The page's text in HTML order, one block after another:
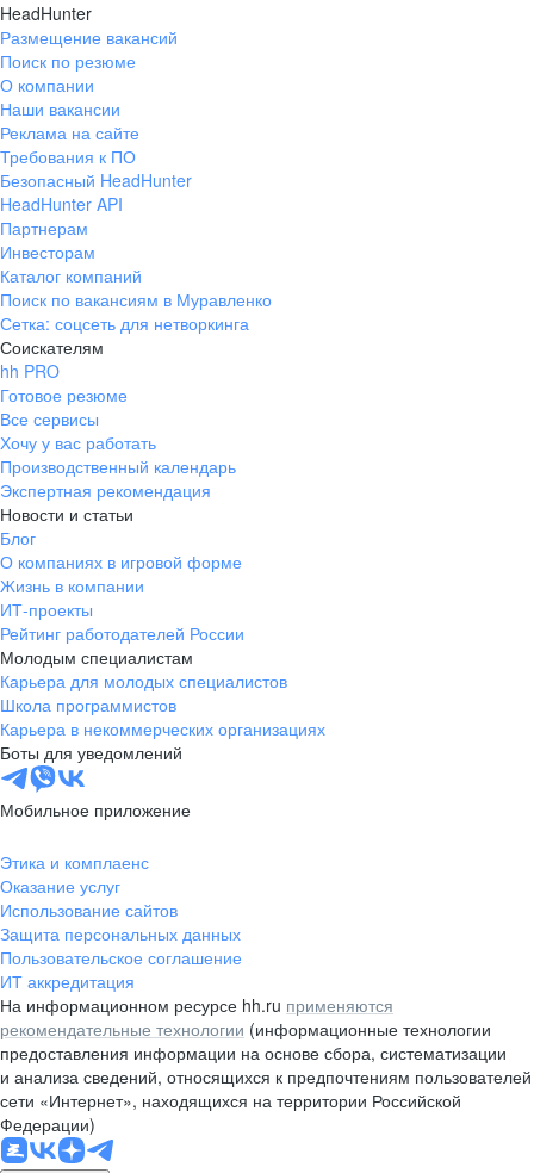
HeadHunter
Размещение вакансий
Поиск по резюме
О компании
Наши вакансии
Реклама на сайте
Требования к ПО
Безопасный HeadHunter
HeadHunter API
Партнерам
Инвесторам
Каталог компаний
Поиск по вакансиям в Муравленко
Сетка: соцсеть для нетворкинга
Соискателям
hh PRO
Готовое резюме
Все сервисы
Хочу у вас работать
Производственный календарь
Экспертная рекомендация
Новости и статьи
Блог
О компаниях в игровой форме
Жизнь в компании
ИТ-проекты
Рейтинг работодателей России
Молодым специалистам
Карьера для молодых специалистов
Школа программистов
Карьера в некоммерческих организациях
Боты для уведомлений
Мобильное приложение
Этика и комплаенс
Оказание услуг
Использование сайтов
Защита персональных данных
Пользовательское соглашение
ИТ аккредитация
На информационном ресурсе hh.ru применяются
рекомендательные технологии (информационные технологии
предоставления информации на основе сбора, систематизации
и анализа сведений, относящихся к предпочтениям пользователей
сети «Интернет», находящихся на территории Российской
Федерации)